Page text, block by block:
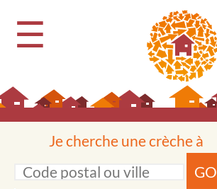
☰
Je cherche une crèche à
GO